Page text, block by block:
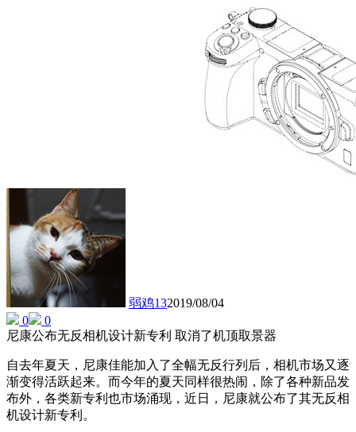
弱鸡132019/08/04
0
0
尼康公布无反相机设计新专利 取消了机顶取景器
自去年夏天，尼康佳能加入了全幅无反行列后，相机市场又逐
渐变得活跃起来。而今年的夏天同样很热闹，除了各种新品发
布外，各类新专利也市场涌现，近日，尼康就公布了其无反相
机设计新专利。